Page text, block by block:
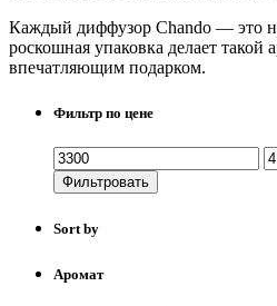
Каждый диффузор Chando — это
роскошная упаковка делает такой
впечатляющим подарком.
Фильтр по цене
Фильтровать
Sort by
Аромат